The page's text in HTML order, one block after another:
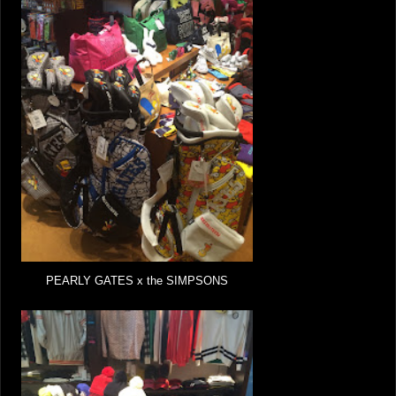
PEARLY GATES x the SIMPSONS